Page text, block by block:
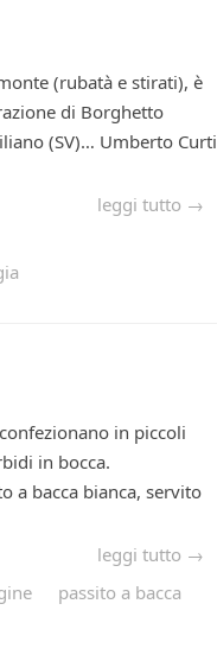
(rubatà e stirati), è
di Borghetto
(SV)… Umberto Curti
leggi tutto →
in piccoli
in bocca.
a bacca bianca, servito
leggi tutto →
passito a bacca